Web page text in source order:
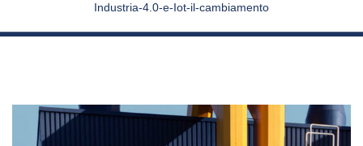
Industria-4.0-e-Iot-il-cambiamento